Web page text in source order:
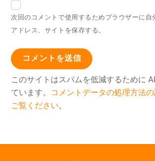
次回のコメントで使用するためブラウザーに自
アドレス、サイトを保存する。
このサイトはスパムを低減するために
ています。 コメントデータの処理方法
ご覧ください。